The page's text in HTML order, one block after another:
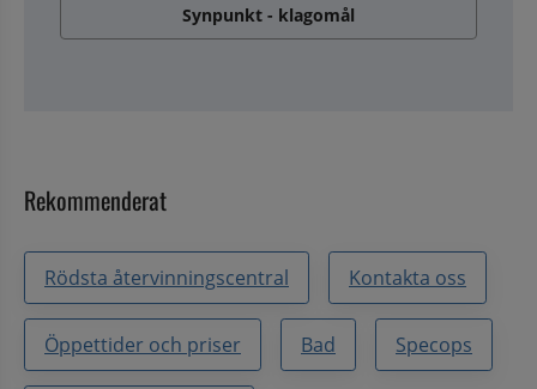
Synpunkt - klagomål
Rekommenderat
Rödsta återvinningscentral Kontakta oss
Öppettider och priser Bad Specops